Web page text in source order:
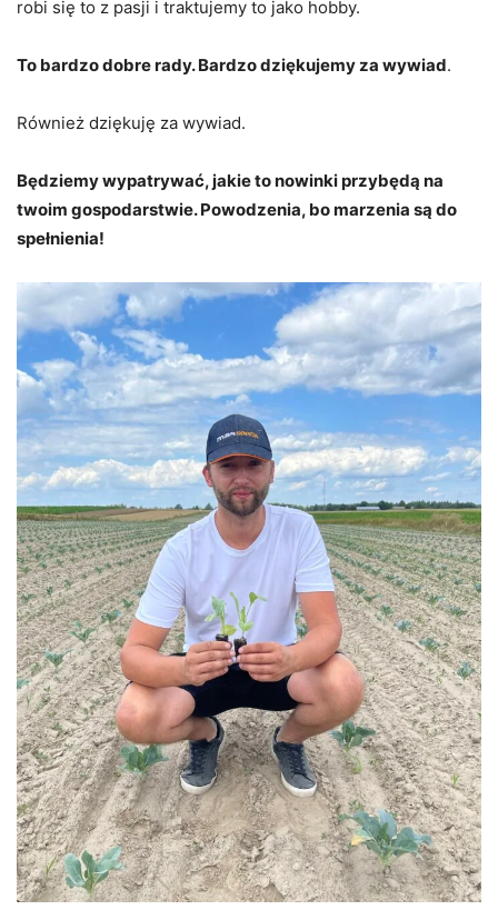
robi się to z pasji i traktujemy to jako hobby.
To bardzo dobre rady. Bardzo dziękujemy za wywiad.
Również dziękuję za wywiad.
Będziemy wypatrywać, jakie to nowinki przybędą na
twoim gospodarstwie. Powodzenia, bo marzenia są do
spełnienia!